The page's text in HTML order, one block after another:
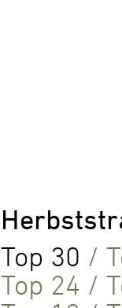
Top 30 /
Top 24 /